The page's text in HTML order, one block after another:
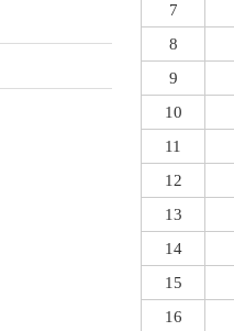
7
8
9
10
11
12
13
14
15
16